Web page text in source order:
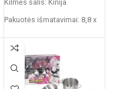
Kilmės šalis: Kinija
Pakuotės išmatavimai: 8,8 x
Produkto medžiaga: plastikas
Rekomenduojamas amžius:
nuo 3 metų